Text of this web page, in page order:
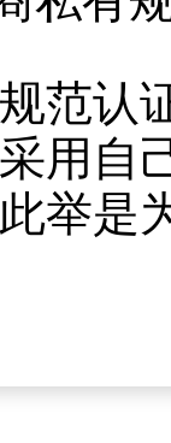
范认
用自
举是